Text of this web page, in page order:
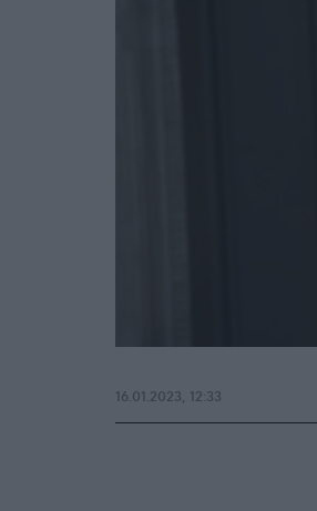
16.01.2023, 12:33